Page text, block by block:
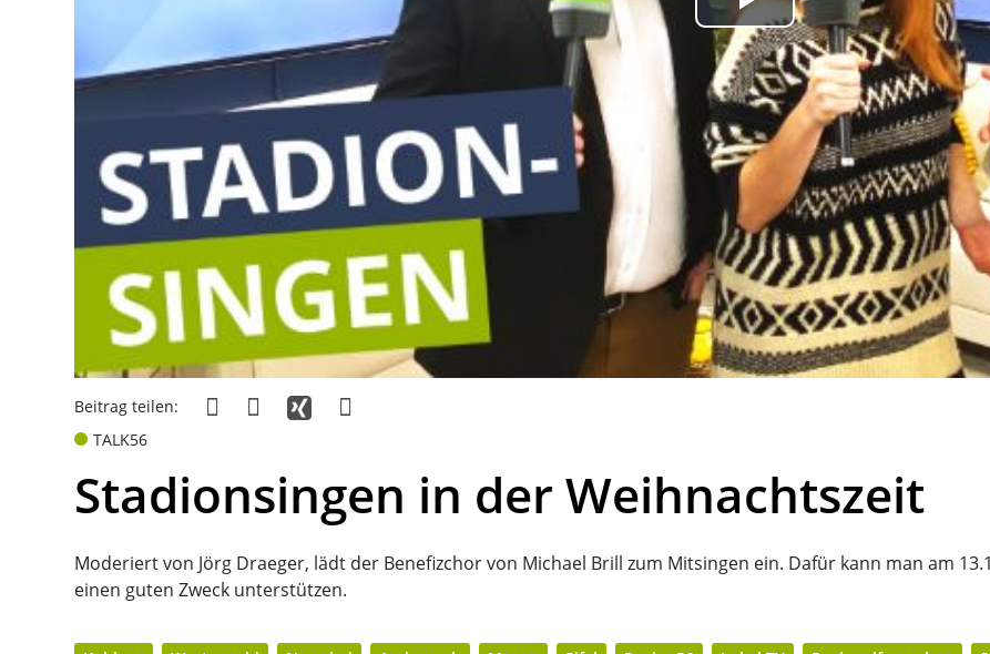
Play
Video
Beitrag teilen:
TALK56
Stadionsingen in der Weihnachtszeit
Moderiert von Jörg Draeger, lädt der Benefizchor von Michael Brill zum Mitsingen ein. Dafür kann man am
einen guten Zweck unterstützen.